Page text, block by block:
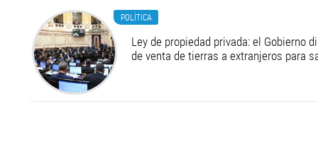
POLÍTICA
Ley de propiedad privada: el Gobierno
de venta de tierras a extranjeros para